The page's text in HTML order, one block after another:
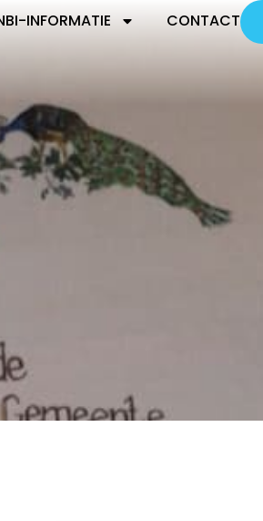
INFORMATIE CONTACT